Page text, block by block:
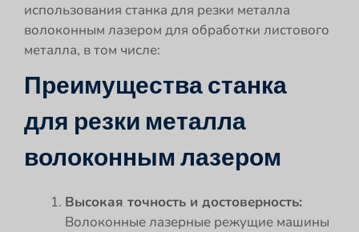
использования станка для резки металла
волоконным лазером для обработки листового
металла, в том числе:
Преимущества станка
для резки металла
волоконным лазером
Высокая точность и достоверность:
Волоконные лазерные режущие машины